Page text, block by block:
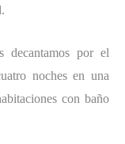
decantamos por el
noches en una
con baño